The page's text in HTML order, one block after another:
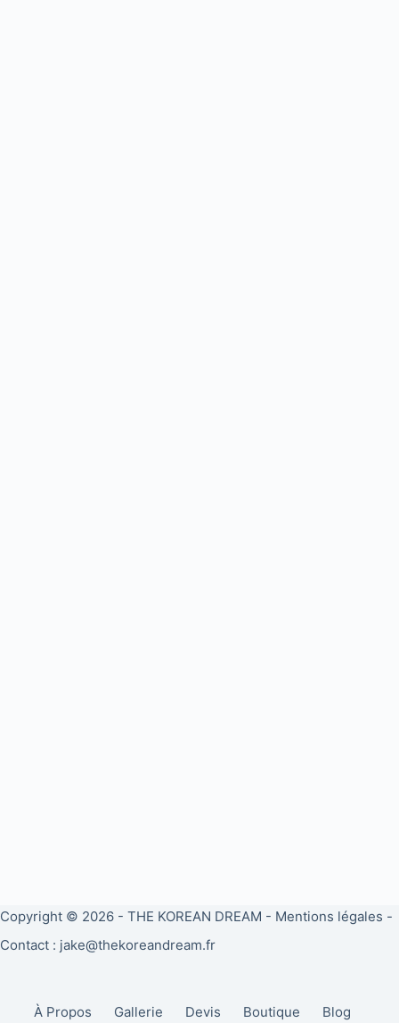
Copyright © 2026 - THE KOREAN DREAM - Mentions légales -
Contact : jake@thekoreandream.fr
À Propos Gallerie Devis Boutique Blog